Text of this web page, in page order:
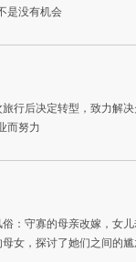
是没有机会
行后决定转型，致力解
而努力
：守寡的母亲改嫁，女
女，探讨了她们之间的